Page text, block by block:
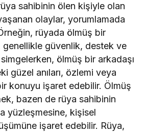
sahibinin ölen kişiyle olan
olaylar, yorumlamada
rüyada ölmüş bir
güvenlik, destek ve
simgelerken, ölmüş bir arkadaşı
güzel anıları, özlemi veya
konuyu işaret edebilir. Ölmüş
bazen de rüya sahibinin
yüzleşmesine, kişisel
işaret edebilir. Rüya,